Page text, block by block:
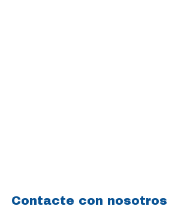
Contacte con nosotros